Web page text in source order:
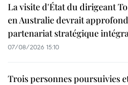
La visite d'État du dirigeant
en Australie devrait
partenariat stratégique
07/08/2026 15:10
Trois personnes poursuivies